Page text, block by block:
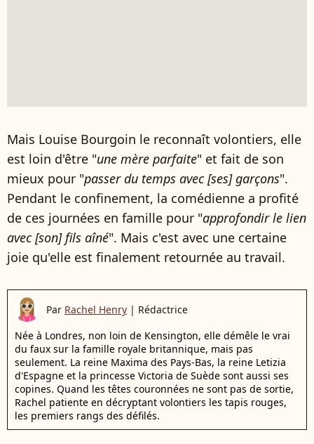
Mais Louise Bourgoin le reconnaît volontiers, elle
est loin d'être "une mère parfaite" et fait de son
mieux pour "passer du temps avec [ses] garçons".
Pendant le confinement, la comédienne a profité
de ces journées en famille pour "approfondir le lien
avec [son] fils aîné". Mais c'est avec une certaine
joie qu'elle est finalement retournée au travail.
Par Rachel Henry | Rédactrice
Née à Londres, non loin de Kensington, elle démêle le vrai
du faux sur la famille royale britannique, mais pas
seulement. La reine Maxima des Pays-Bas, la reine Letizia
d'Espagne et la princesse Victoria de Suède sont aussi ses
copines. Quand les têtes couronnées ne sont pas de sortie,
Rachel patiente en décryptant volontiers les tapis rouges,
les premiers rangs des défilés.